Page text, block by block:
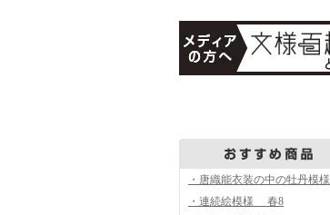
・唐織能衣装の中の牡丹模様
・連続絵模様 春8